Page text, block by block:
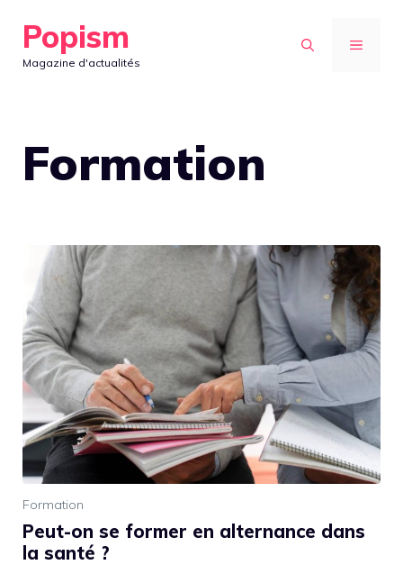
contenu
Popism
Magazine d'actualités
MENU
Formation
Formation
Peut-on se former en alternance dans
la santé ?